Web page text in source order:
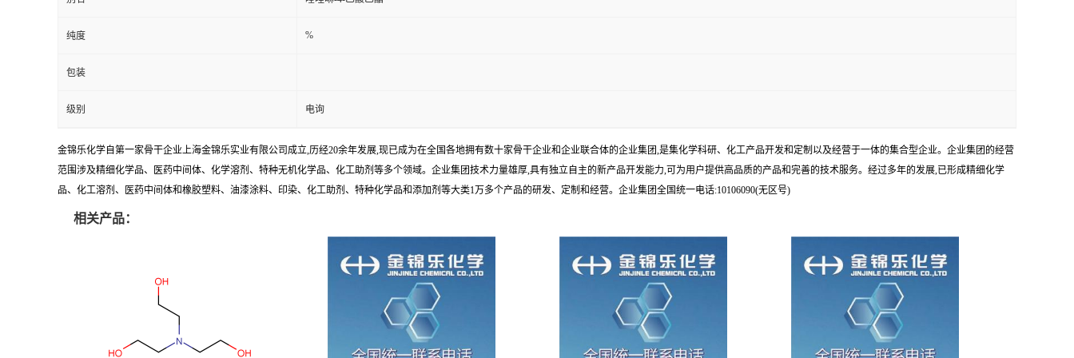
纯度 %
包装
级别 电询
金锦乐化学自第一家骨干企业上海金锦乐实业有限公司成立,历经20余年发展,现已成为在全国各地拥有数十家骨干企业和企业联合体的企业集团,是集化学科研、化工产品开发和定制以及经营于一体的集合型企业。企业集团的经营
范围涉及精细化学品、医药中间体、化学溶剂、特种无机化学品、化工助剂等多个领域。企业集团技术力量雄厚,具有独立自主的新产品开发能力,可为用户提供高品质的产品和完善的技术服务。经过多年的发展,已形成精细化学
品、化工溶剂、医药中间体和橡胶塑料、油漆涂料、印染、化工助剂、特种化学品和添加剂等大类1万多个产品的研发、定制和经营。企业集团全国统一电话:10106090(无区号)
相关产品：